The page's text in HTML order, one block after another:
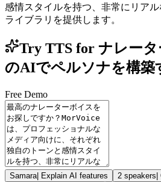
感情スタイルを持つ、非常にリア
ライブラリを提供します。
Try TTS for ナレー
のAIでペルソナを構築
Free Demo
Samara| Explain AI features 2 speakers|